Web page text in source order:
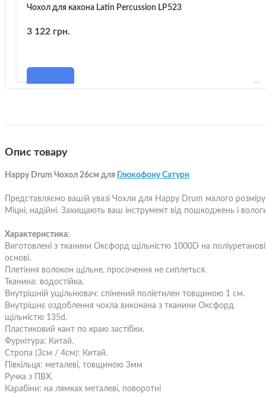
Чохол для кахона Latin Percussion LP523
3 122 грн.
Опис товару
Нарру Drum Чохол 26см для Глюкофону Сатурн
Представляємо вашій увазі Чохли для Happy Drum малого
Міцні, надійні. Захищають ваш інструмент від пошкоджень і
Характеристика:
Виготовлені з тканини Оксфорд щільністю 1000D на
основі.
Плетіння волокон щільне, просочення не сиплеться.
Тканина: водостійка.
Внутрішній ущільнювач: спінений поліетилен товщиною 1 см.
Внутрішнє оздоблення чохла виконана з тканини Оксфорд
щільністю 135d.
Пластиковий кант по краю застібки.
Фурнітура: Китай.
Стропа (3см / 4см): Китай.
Півкільця: металеві, товщиною 3мм
Ручка з ПВХ.
Карабіни: на лямках металеві, поворотні